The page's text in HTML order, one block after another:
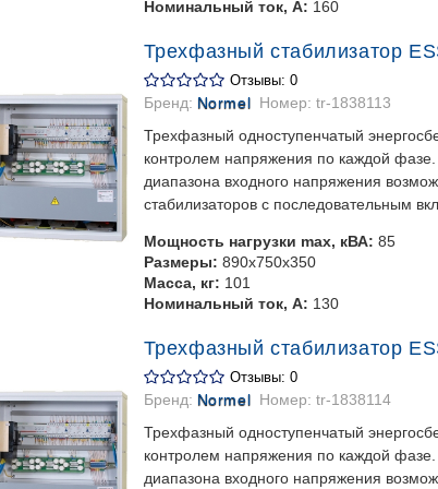
Номинальный ток, А: 160
Трехфазный стабилизатор
Отзывы: 0
Бренд: Normel Номер:tr-1838113
Трехфазный одноступенчатый
контролем напряжения по каждой
диапазона входного напряжения
стабилизаторов с последовательным
Мощность нагрузки max, кВА: 85
Размеры: 890х750х350
Масса, кг: 101
Номинальный ток, А: 130
Трехфазный стабилизатор
Отзывы: 0
Бренд: Normel Номер:tr-1838114
Трехфазный одноступенчатый
контролем напряжения по каждой
диапазона входного напряжения